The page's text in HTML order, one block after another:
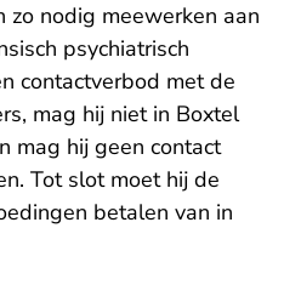
zo nodig meewerken aan
psychiatrisch
contactverbod met de
mag hij niet in Boxtel
mag hij geen contact
Tot slot moet hij de
betalen van in